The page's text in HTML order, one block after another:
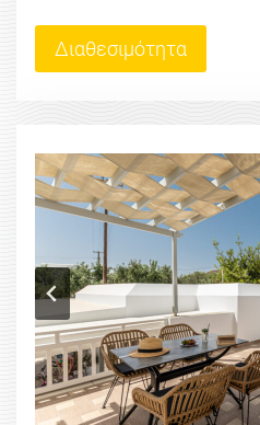
Διαθεσιμότητα